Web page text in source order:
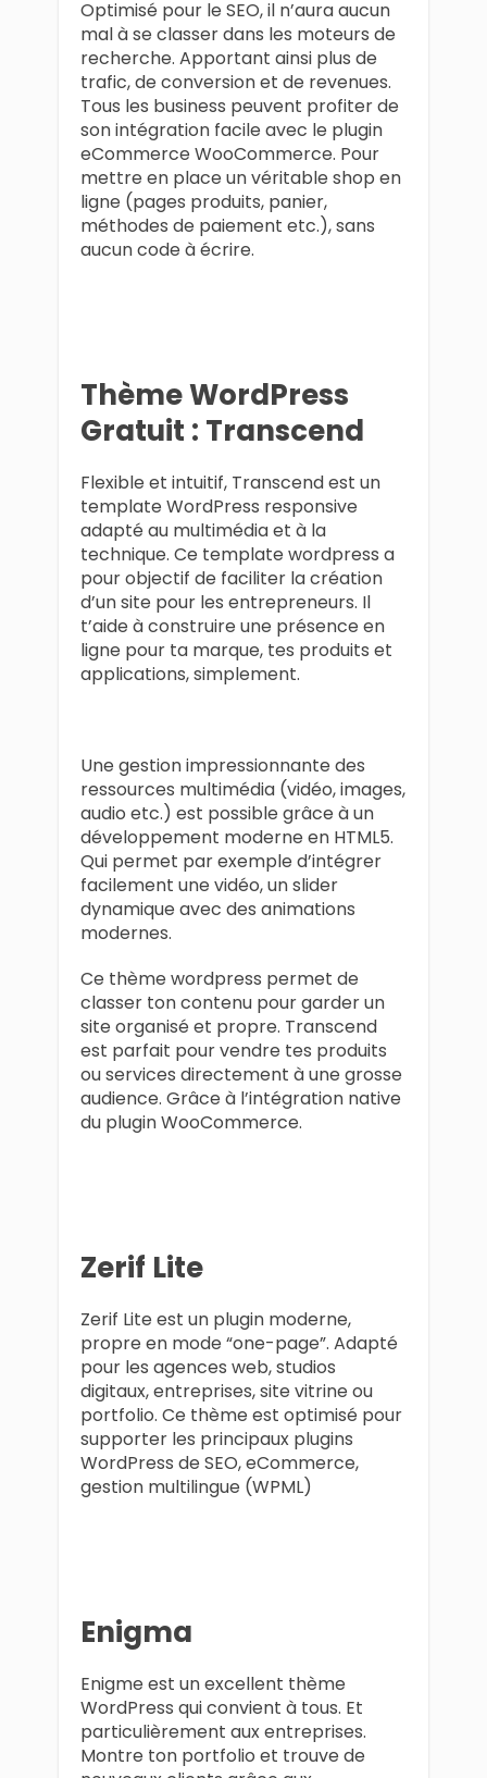
Optimisé pour le SEO, il n’aura aucun
mal à se classer dans les moteurs de
recherche. Apportant ainsi plus de
trafic, de conversion et de revenues.
Tous les business peuvent profiter de
son intégration facile avec le plugin
eCommerce WooCommerce. Pour
mettre en place un véritable shop en
ligne (pages produits, panier,
méthodes de paiement etc.), sans
aucun code à écrire.
Thème WordPress
Gratuit : Transcend
Flexible et intuitif, Transcend est un
template WordPress responsive
adapté au multimédia et à la
technique. Ce template wordpress a
pour objectif de faciliter la création
d’un site pour les entrepreneurs. Il
t’aide à construire une présence en
ligne pour ta marque, tes produits et
applications, simplement.
Une gestion impressionnante des
ressources multimédia (vidéo, images,
audio etc.) est possible grâce à un
développement moderne en HTML5.
Qui permet par exemple d’intégrer
facilement une vidéo, un slider
dynamique avec des animations
modernes.
Ce thème wordpress permet de
classer ton contenu pour garder un
site organisé et propre. Transcend
est parfait pour vendre tes produits
ou services directement à une grosse
audience. Grâce à l’intégration native
du plugin WooCommerce.
Zerif Lite
Zerif Lite est un plugin moderne,
propre en mode “one-page”. Adapté
pour les agences web, studios
digitaux, entreprises, site vitrine ou
portfolio. Ce thème est optimisé pour
supporter les principaux plugins
WordPress de SEO, eCommerce,
gestion multilingue (WPML)
Enigma
Enigme est un excellent thème
WordPress qui convient à tous. Et
particulièrement aux entreprises.
Montre ton portfolio et trouve de